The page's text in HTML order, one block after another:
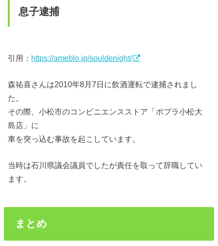
息子逮捕
引用： https://ameblo.jp/souldenight/
森祐喜さんは2010年8月7日に飲酒運転で逮捕されまし
た。
その際、小松市のコンビニエンスストア「ポプラ小松大
島店」に
車を突っ込む事故を起こしています。
当時は石川県議会議員でしたが責任を取って辞職してい
ます。
まとめ